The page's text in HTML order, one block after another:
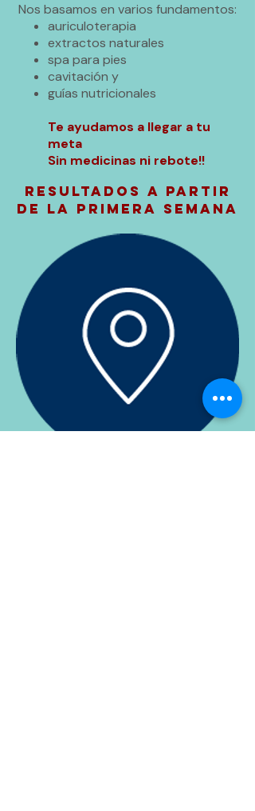
Nos basamos en varios fundamentos:
auriculoterapia
extractos naturales
spa para pies
cavitación y
guías nutricionales
Te ayudamos a llegar a tu
meta
Sin medicinas ni rebote!!
Resultados A PARTIR
DE la primera semana